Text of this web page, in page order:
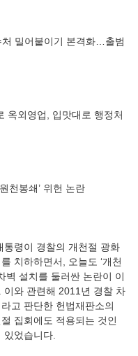
처 밀어붙이기 본격화…출범
옥외영업, 입맛대로 행정처
령이 경찰의 개천절 광화
치하하면서, 오늘도 ‘개천
벽 설치를 둘러싼 논란이 이
이와 관련해 2011년 경찰 차
고 판단한 헌법재판소의
집회에도 적용되는 것인